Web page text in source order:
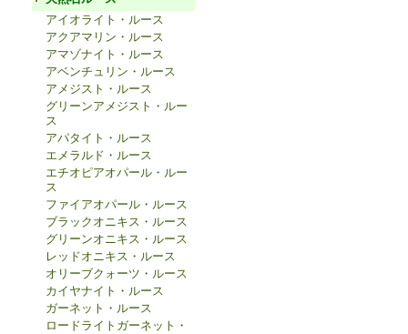
アイオライト・ルース
アクアマリン・ルース
アマゾナイト・ルース
アベンチュリン・ルース
アメジスト・ルース
グリーンアメジスト・ルー
ス
アパタイト・ルース
エメラルド・ルース
エチオピアオパール・ルー
ス
ファイアオパール・ルース
ブラックオニキス・ルース
グリーンオニキス・ルース
レッドオニキス・ルース
オリーブクォーツ・ルース
カイヤナイト・ルース
ガーネット・ルース
ロードライトガーネット・